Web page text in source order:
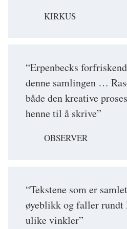
KIRKUS
“Erpenbecks
denne samlingen …
både den kreative
henne til å skrive”
OBSERVER
“Tekstene som er
øyeblikk og faller rundt
ulike vinkler”